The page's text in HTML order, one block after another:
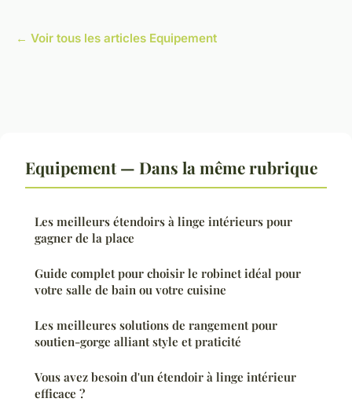
← Voir tous les articles Equipement
Equipement — Dans la même rubrique
Les meilleurs étendoirs à linge intérieurs pour
gagner de la place
Guide complet pour choisir le robinet idéal pour
votre salle de bain ou votre cuisine
Les meilleures solutions de rangement pour
soutien-gorge alliant style et praticité
Vous avez besoin d'un étendoir à linge intérieur
efficace ?